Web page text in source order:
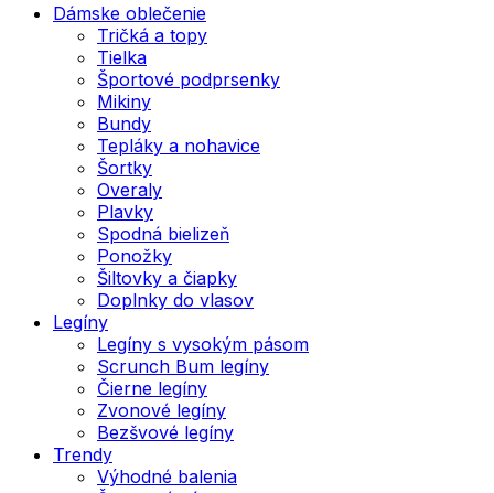
Dámske oblečenie
Tričká a topy
Tielka
Športové podprsenky
Mikiny
Bundy
Tepláky a nohavice
Šortky
Overaly
Plavky
Spodná bielizeň
Ponožky
Šiltovky a čiapky
Doplnky do vlasov
Legíny
Legíny s vysokým pásom
Scrunch Bum legíny
Čierne legíny
Zvonové legíny
Bezšvové legíny
Trendy
Výhodné balenia